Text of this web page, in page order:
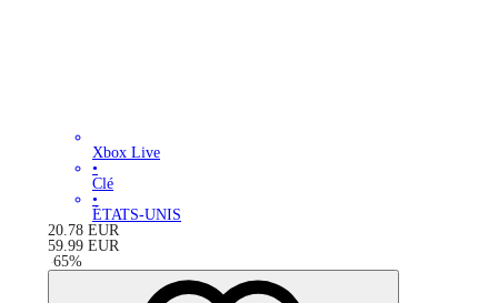
Xbox Live
•
Clé
•
ÉTATS-UNIS
20.78 EUR
59.99 EUR
-65%